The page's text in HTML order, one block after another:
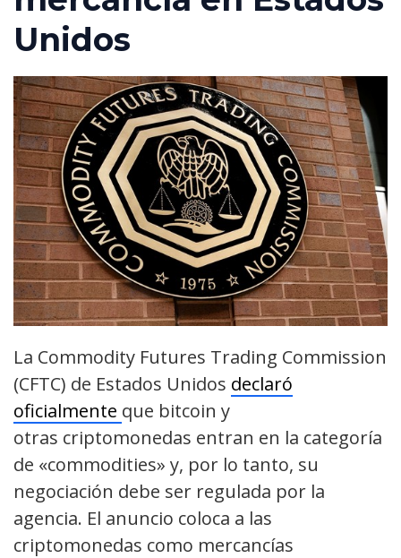
Unidos
La Commodity Futures Trading Commission
(CFTC) de Estados Unidos declaró
oficialmente que bitcoin y
otras criptomonedas entran en la categoría
de «commodities» y, por lo tanto, su
negociación debe ser regulada por la
agencia. El anuncio coloca a las
criptomonedas como mercancías